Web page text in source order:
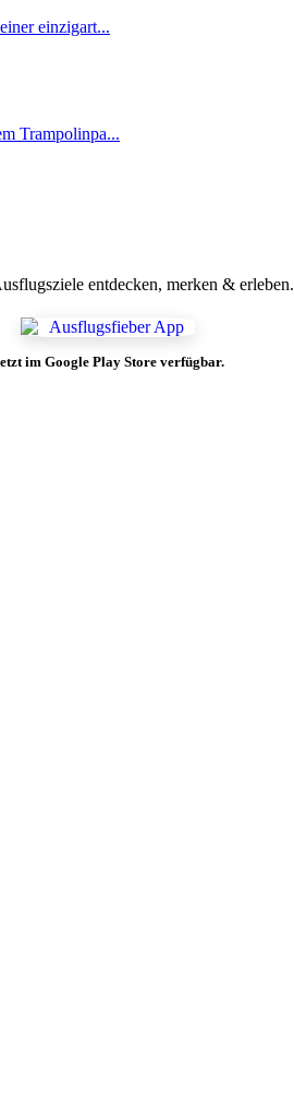
einzigart...
Trampolinpa...
entdecken, merken & erleben.
im Google Play Store verfügbar.